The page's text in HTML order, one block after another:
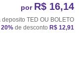
por R$ 16,14
deposito TED OU BOLETO
20% de desconto R$ 12,91